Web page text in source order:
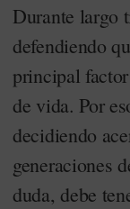
Durante largo
defendiendo
principal
de vida. Por
decidiendo
generaciones
duda, debe